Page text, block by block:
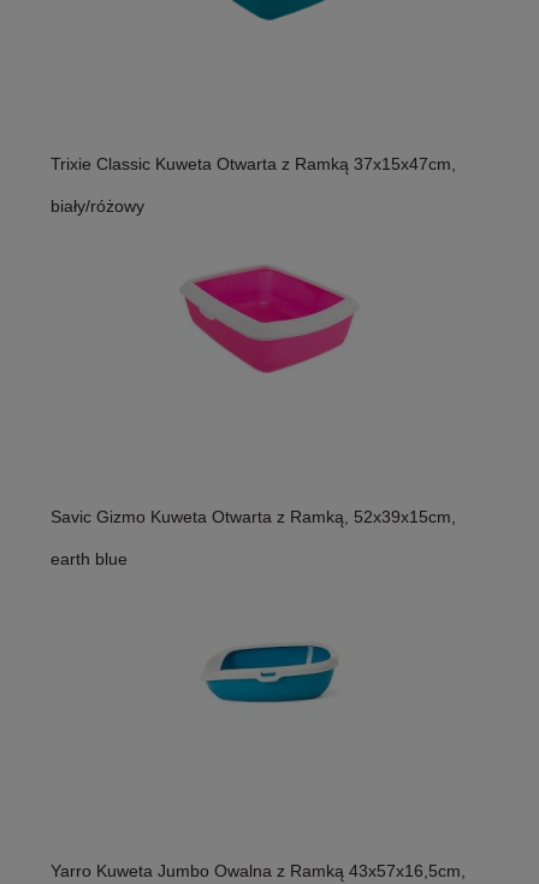
Trixie Classic Kuweta Otwarta z Ramką 37x15x47cm,
biały/różowy
Savic Gizmo Kuweta Otwarta z Ramką, 52x39x15cm,
earth blue
Yarro Kuweta Jumbo Owalna z Ramką 43x57x16,5cm,